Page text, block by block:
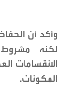
وأكد أن
لكنه مشروط
الانقسامات
المكونات.